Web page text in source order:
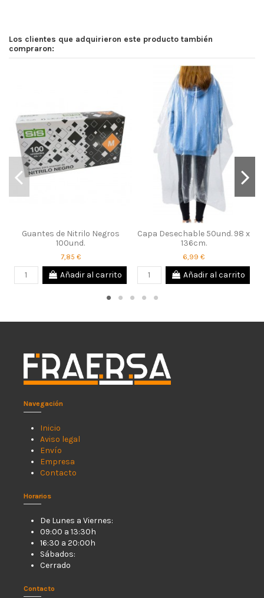
Los clientes que adquirieron este producto también
compraron:
Guantes de Nitrilo Negros
100und.
7,85 €
Añadir al carrito
Capa Desechable 50und. 98 x
136cm.
6,99 €
Añadir al carrito
Navegación
Inicio
Aviso legal
Envío
Empresa
Contacto
Horarios
De Lunes a Viernes:
09:00 a 13:30h
16:30 a 20:00h
Sábados:
Cerrado
Contacto